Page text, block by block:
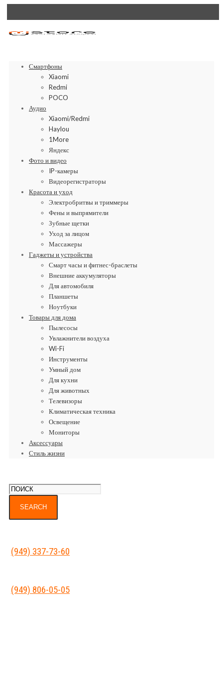
Смартфоны
Xiaomi
Redmi
POCO
Аудио
Xiaomi/Redmi
Haylou
1More
Яндекс
Фото и видео
IP-камеры
Видеорегистраторы
Красота и уход
Электробритвы и триммеры
Фены и выпрямители
Зубные щетки
Уход за лицом
Массажеры
Гаджеты и устройства
Смарт часы и фитнес-браслеты
Внешние аккумуляторы
Для автомобиля
Планшеты
Ноутбуки
Товары для дома
Пылесосы
Увлажнители воздуха
Wi-Fi
Инструменты
Умный дом
Для кухни
Для животных
Телевизоры
Климатическая техника
Освещение
Мониторы
Аксессуары
Стиль жизни
(949) 337-73-60
(949) 806-05-05